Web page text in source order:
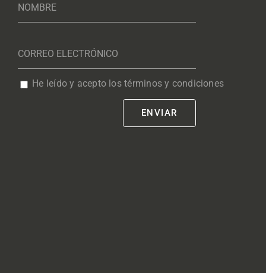
He leído y acepto los términos y condiciones